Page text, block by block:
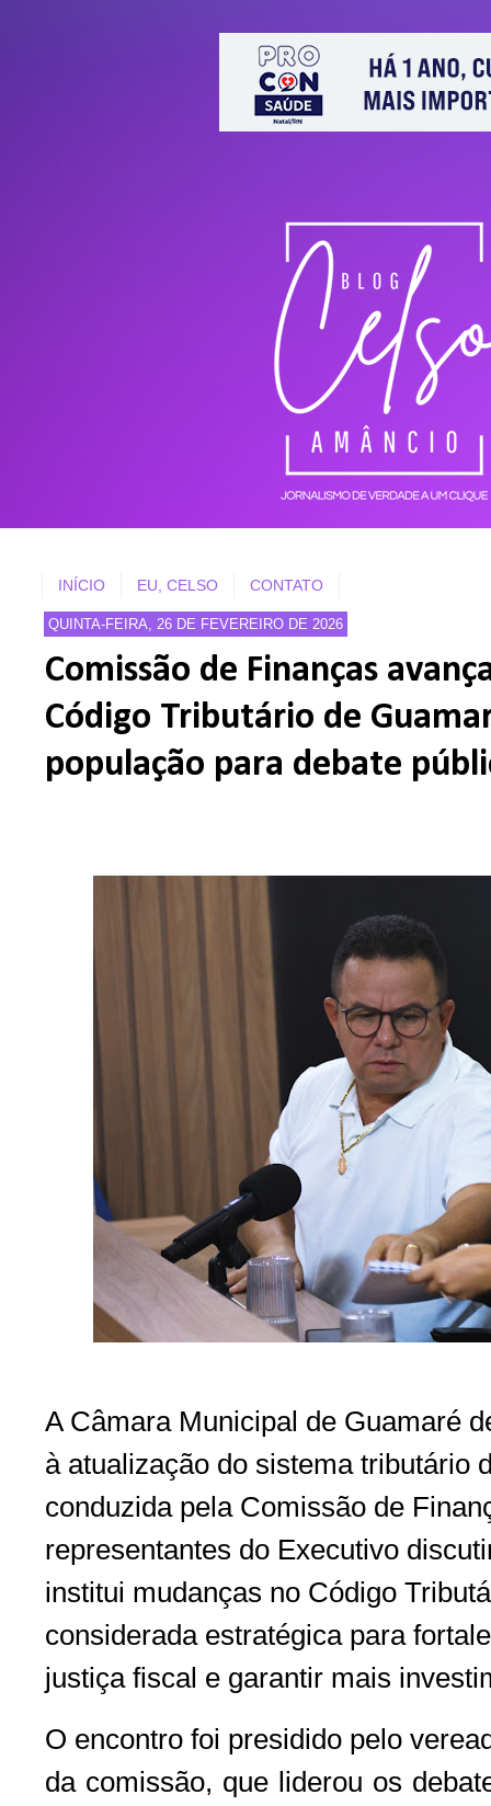
INÍCIO EU, CELSO CONTATO
QUINTA-FEIRA, 26 DE FEVEREIRO DE 2026
Comissão de Finanças
Código Tributário de
população para debate
A Câmara Municipal de Guamaré
à atualização do sistema tributário
conduzida pela Comissão de
representantes do Executivo
institui mudanças no Código
considerada estratégica para
justiça fiscal e garantir mais
O encontro foi presidido pelo
da comissão, que liderou os